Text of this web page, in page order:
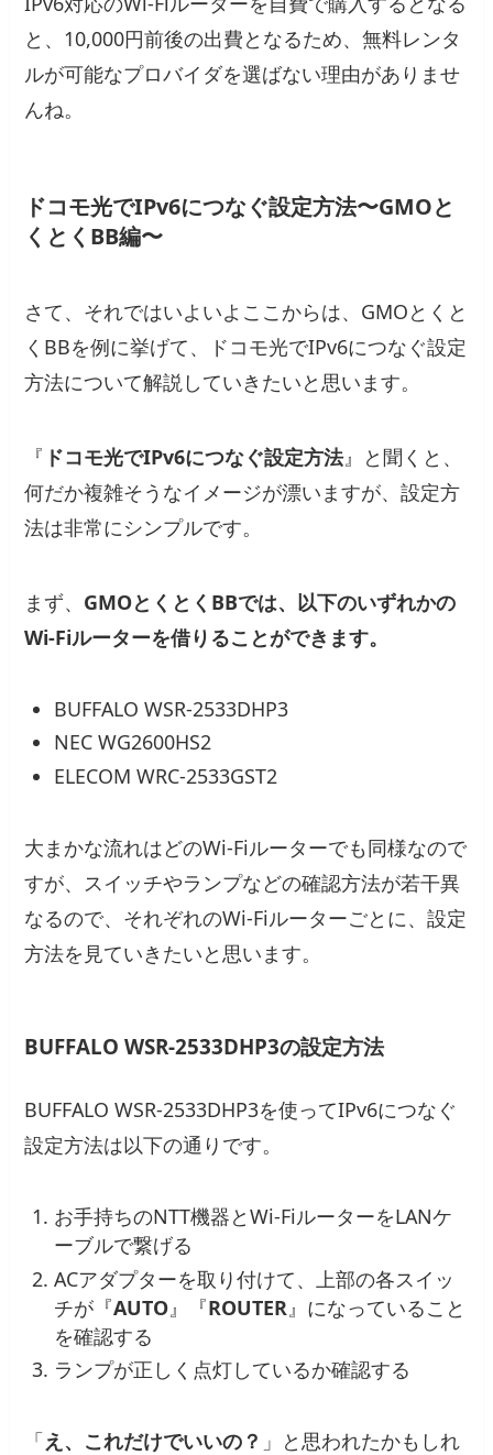
と、10,000円前後の出費となるため、無料レンタ
ルが可能なプロバイダを選ばない理由がありませ
んね。
ドコモ光でIPv6につなぐ設定方法〜GMOと
くとくBB編〜
さて、それではいよいよここからは、GMOとくと
くBBを例に挙げて、ドコモ光でIPv6につなぐ設定
方法について解説していきたいと思います。
『 ドコモ光でIPv6につなぐ設定方法』と聞くと、
何だか複雑そうなイメージが漂いますが、設定方
法は非常にシンプルです。
まず、 GMOとくとくBBでは、以下のいずれかの
Wi-Fiルーターを借りることができます。
BUFFALO WSR-2533DHP3
NEC WG2600HS2
ELECOM WRC-2533GST2
大まかな流れはどのWi-Fiルーターでも同様なので
すが、スイッチやランプなどの確認方法が若干異
なるので、それぞれのWi-Fiルーターごとに、設定
方法を見ていきたいと思います。
BUFFALO WSR-2533DHP3の設定方法
BUFFALO WSR-2533DHP3を使ってIPv6につなぐ
設定方法は以下の通りです。
お手持ちのNTT機器とWi-FiルーターをLANケ
ーブルで繋げる
ACアダプターを取り付けて、上部の各スイッ
チが『AUTO 』『ROUTER 』になっていること
を確認する
ランプが正しく点灯しているか確認する
「え、これだけでいいの？ 」と思われたかもしれ